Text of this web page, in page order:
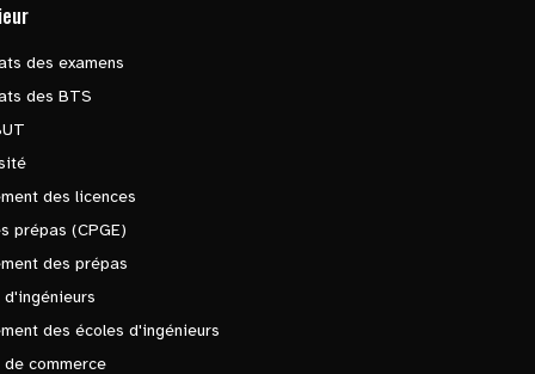
des examens
des BTS
des licences
prépas (CPGE)
des prépas
d'ingénieurs
des écoles d'ingénieurs
de commerce